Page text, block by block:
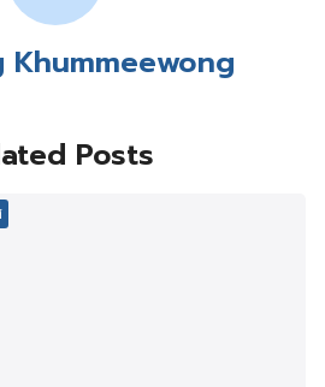
Khummeewong
Posts